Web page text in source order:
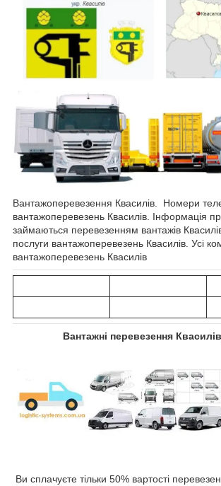
Вантажоперевезення Квасилів. Номери
вантажоперевезень Квасилів. Інформація
займаються перевезенням вантажів
послуги вантажоперевезень Квасилів. Усі
вантажоперевезень Квасилів
Вантажні перевезення Квасилів
Ви сплачуєте тільки 50% вартості